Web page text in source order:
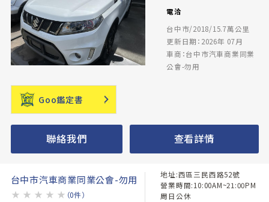
電洽
台中市/2018/15.7萬公里
更新日期：2026年 07月
車商：台中市汽車商業同業
公會-勿用
Goo鑑定書
聯絡我們 查看詳情
台中市汽車商業同業公會-勿用
★ ★ ★ ★ ★ （0件）
地址:西區三民西路52號
營業時間:10:00AM~21:00PM
周日公休